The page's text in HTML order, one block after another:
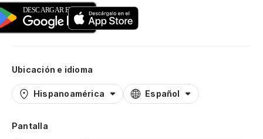
Ubicación e idioma
Hispanoamérica Español
Pantalla